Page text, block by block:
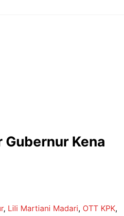
Kena
, Lili Martiani Madari, OTT KPK,